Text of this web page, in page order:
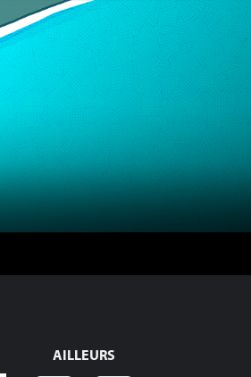
AILLEURS